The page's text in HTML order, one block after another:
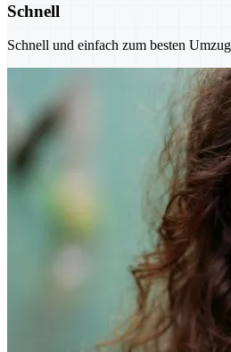
Schnell
Schnell und einfach zum besten